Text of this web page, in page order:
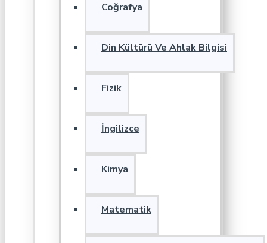
Coğrafya
Din Kültürü Ve Ahlak Bilgisi
Fizik
İngilizce
Kimya
Matematik